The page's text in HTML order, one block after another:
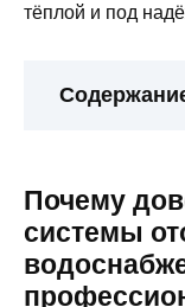
тёплой и под
Почему
системы